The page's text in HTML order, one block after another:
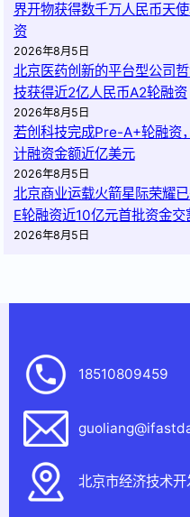
界开物获得数千万人民币天
资
2026年8月5日
北京医药创新的平台型公司
技获得近2亿人民币A2轮融资
2026年8月5日
若创科技完成Pre-A+轮融资
计融资金额近亿美元
2026年8月5日
北京商业运载火箭星际荣耀
E轮融资近10亿元首批资金交
2026年8月5日
18510809459
北京市经济技术